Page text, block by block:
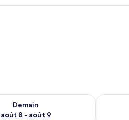
Demain
août 8 - août 9
pour demain août 8 -
Vérifier